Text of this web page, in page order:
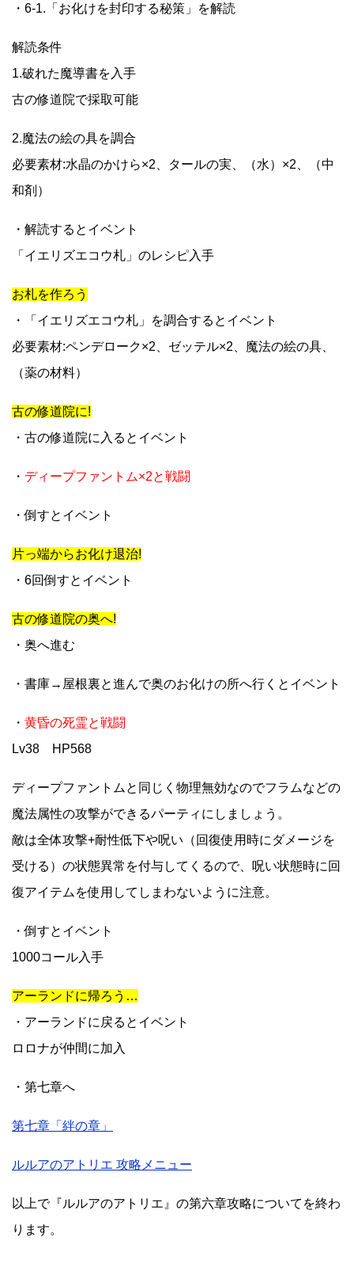
・6-1.「お化けを封印する秘策」を解読
解読条件
1.破れた魔導書を入手
古の修道院で採取可能
2.魔法の絵の具を調合
必要素材:水晶のかけら×2、タールの実、（水）×2、（中
和剤）
・解読するとイベント
「イエリズエコウ札」のレシピ入手
お札を作ろう
・「イエリズエコウ札」を調合するとイベント
必要素材:ペンデローク×2、ゼッテル×2、魔法の絵の具、
（薬の材料）
古の修道院に!
・古の修道院に入るとイベント
・ ディープファントム×2と戦闘
・倒すとイベント
片っ端からお化け退治!
・6回倒すとイベント
古の修道院の奥へ!
・奥へ進む
・書庫→屋根裏と進んで奥のお化けの所へ行くとイベント
・ 黄昏の死霊と戦闘
Lv38 HP568
ディープファントムと同じく物理無効なのでフラムなどの
魔法属性の攻撃ができるパーティにしましょう。
敵は全体攻撃+耐性低下や呪い（回復使用時にダメージを
受ける）の状態異常を付与してくるので、呪い状態時に回
復アイテムを使用してしまわないように注意。
・倒すとイベント
1000コール入手
アーランドに帰ろう…
・アーランドに戻るとイベント
ロロナが仲間に加入
・第七章へ
第七章「絆の章」
ルルアのアトリエ 攻略メニュー
以上で『ルルアのアトリエ』の第六章攻略についてを終わ
ります。